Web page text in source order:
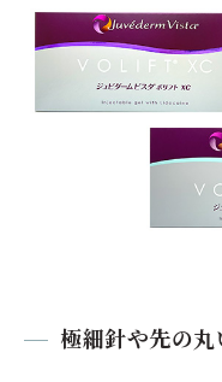
極細針や先の